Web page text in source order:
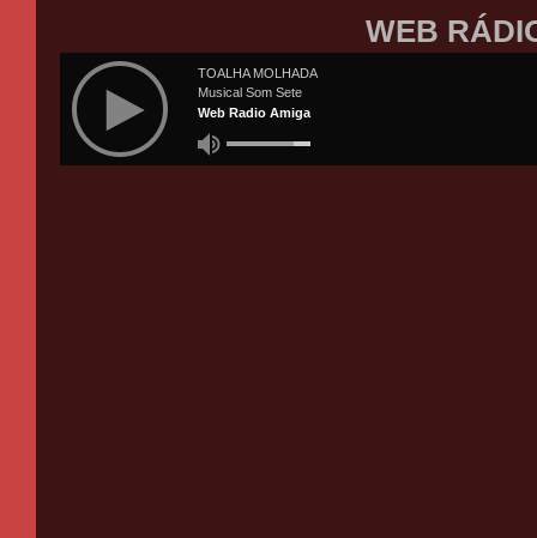
WEB